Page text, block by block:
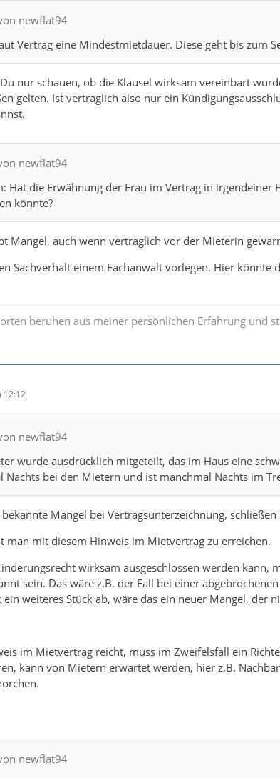
newflat94
Vertrag eine Mindestmietdauer. Diese geht bis zum
nur schauen, ob die Klausel wirksam vereinbart
gelten. Ist vertraglich also nur ein
newflat94
Hat die Erwähnung der Frau im Vertrag in
könnte?
Mangel, auch wenn vertraglich vor der Mieterin
Sachverhalt einem Fachanwalt vorlegen. Hier
beruhen aus meiner persönlichen Erfahrung und
12:12
newflat94
wurde ausdrücklich mitgeteilt, das im Haus eine
Nachts bei den Mietern und ist manchmal Nachts im
Mängel bei Vertragsunterzeichnung,
man mit diesem Hinweis im Mietvertrag zu erreichen.
wirksam ausgeschlossen werden
sein. Das wäre z.B. der Fall bei einer
ein weiteres Stück ab, wäre das ein neuer Mangel, der
im Mietvertrag reicht, muss im Zweifelsfall ein
kann von Mietern erwartet werden, hier z.B.
newflat94